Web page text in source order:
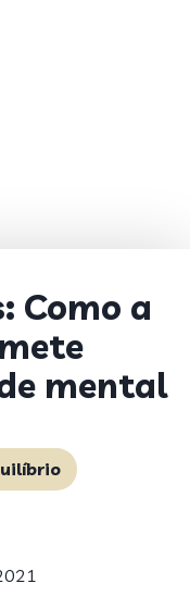
Como a
mental